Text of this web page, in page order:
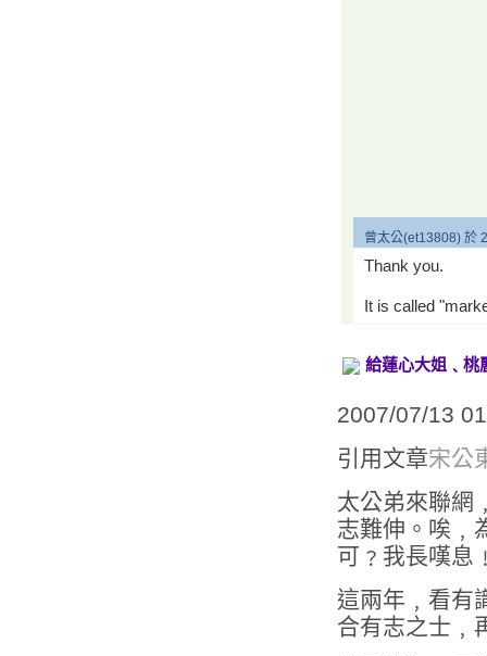
曾太公(et13808) 於
Thank you.
It is called
給蓮心大姐﹑桃
2007/07/13
引用文章宋公
太公弟來聯網
志難伸。唉﹐
可﹖ 我長嘆息
這兩年﹐看有
合有志之士﹐